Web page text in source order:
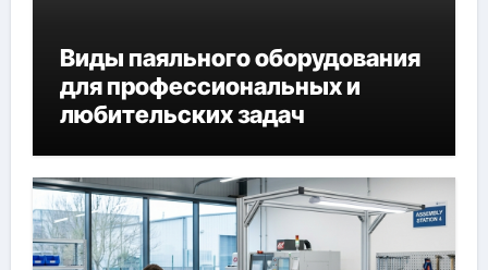
Виды паяльного оборудования
для профессиональных и
любительских задач